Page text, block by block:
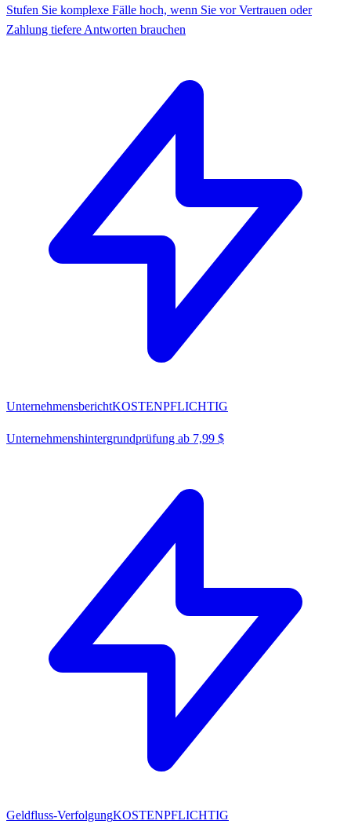
Stufen Sie komplexe Fälle hoch, wenn Sie vor Vertrauen oder
Zahlung tiefere Antworten brauchen
UnternehmensberichtKOSTENPFLICHTIG
Unternehmenshintergrundprüfung ab 7,99 $
Geldfluss-VerfolgungKOSTENPFLICHTIG